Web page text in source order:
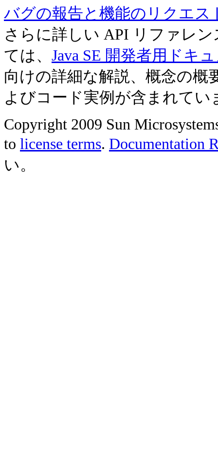
バグの報告と機能のリクエス
さらに詳しい API リファレ
ては、 Java SE 開発者用ドキ
向けの詳細な解説、概念の概
よびコード実例が含まれてい
Copyright 2009 Sun
to license terms. Documentation
い。